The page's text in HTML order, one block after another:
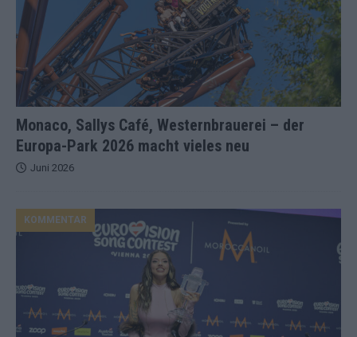
Monaco, Sallys Café, Westernbrauerei – der
Europa-Park 2026 macht vieles neu
Juni 2026
KOMMENTAR